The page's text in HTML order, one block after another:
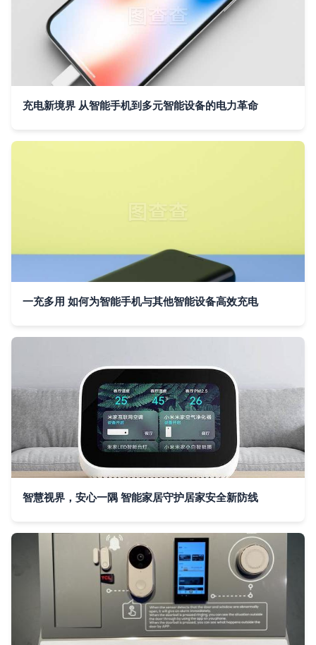
充电新境界 从智能手机到多元智能设备的电力革命
一充多用 如何为智能手机与其他智能设备高效充电
智慧视界，安心一隅 智能家居守护居家安全新防线